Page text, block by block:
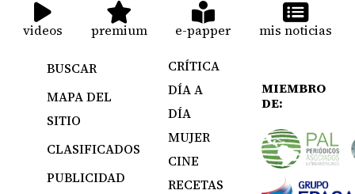
videos premium e-papper mis noticias
BUSCAR
MAPA DEL
SITIO
CLASIFICADOS
PUBLICIDAD
CRÍTICA
DÍA A
DÍA
MUJER
CINE
RECETAS
MIEMBRO
DE: